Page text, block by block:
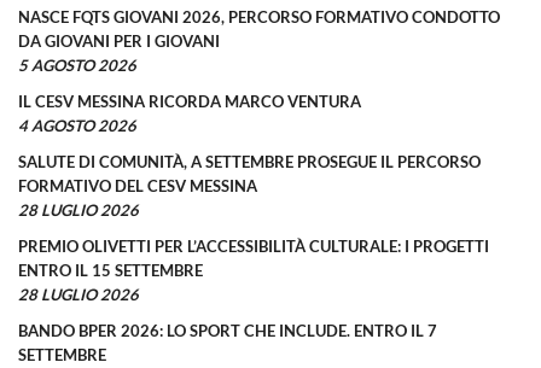
NASCE FQTS GIOVANI 2026, PERCORSO FORMATIVO CONDOTTO
DA GIOVANI PER I GIOVANI
5 AGOSTO 2026
IL CESV MESSINA RICORDA MARCO VENTURA
4 AGOSTO 2026
SALUTE DI COMUNITÀ, A SETTEMBRE PROSEGUE IL PERCORSO
FORMATIVO DEL CESV MESSINA
28 LUGLIO 2026
PREMIO OLIVETTI PER L’ACCESSIBILITÀ CULTURALE: I PROGETTI
ENTRO IL 15 SETTEMBRE
28 LUGLIO 2026
BANDO BPER 2026: LO SPORT CHE INCLUDE. ENTRO IL 7
SETTEMBRE